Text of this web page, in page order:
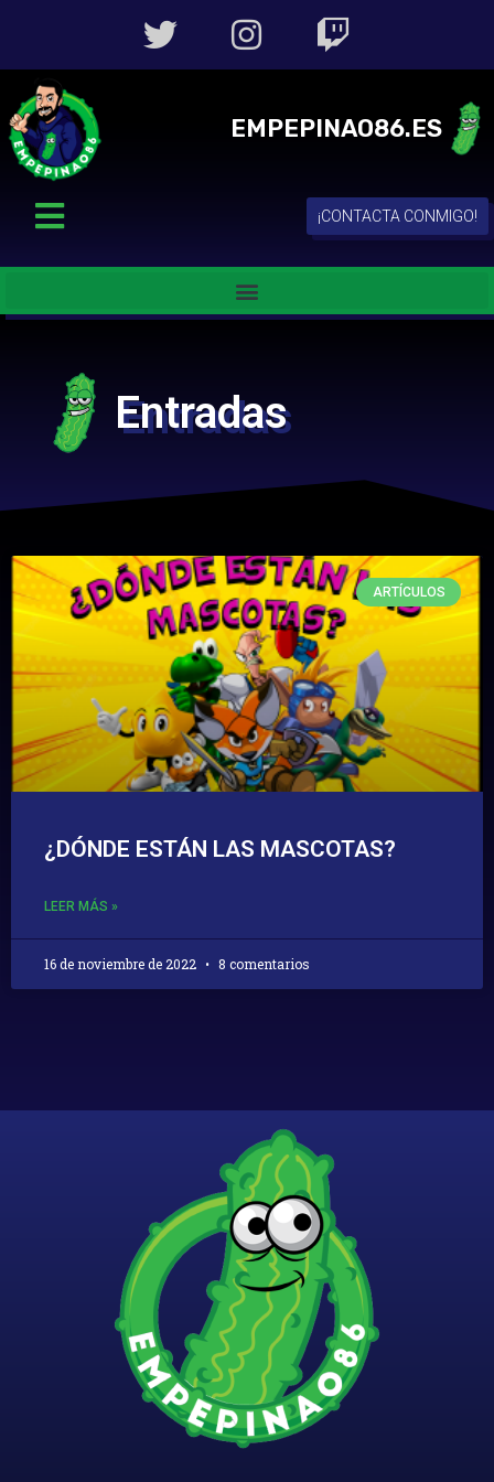
EMPEPINAO86.ES
¡CONTACTA CONMIGO!
Entradas
ARTÍCULOS
¿DÓNDE ESTÁN LAS MASCOTAS?
LEER MÁS »
16 de noviembre de 2022 8 comentarios